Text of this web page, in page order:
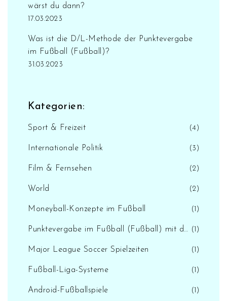
wärst du dann?
17.03.2023
Was ist die D/L-Methode der Punktevergabe
im Fußball (Fußball)?
31.03.2023
Kategorien:
Sport & Freizeit (4)
Internationale Politik (3)
Film & Fernsehen (2)
World (2)
Moneyball-Konzepte im Fußball (1)
Punktevergabe im Fußball (Fußball) mit der D/L-Methode (1)
Major League Soccer Spielzeiten (1)
Fußball-Liga-Systeme (1)
Android-Fußballspiele (1)